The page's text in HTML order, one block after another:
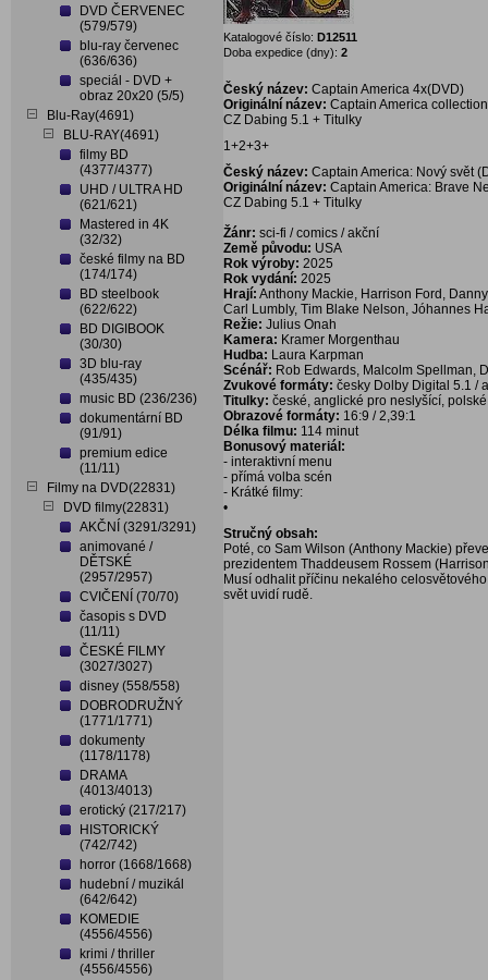
DVD ČERVENEC
(579/579)
blu-ray červenec
(636/636)
speciál - DVD +
obraz 20x20 (5/5)
Blu-Ray(4691)
BLU-RAY(4691)
filmy BD
(4377/4377)
UHD / ULTRA HD
(621/621)
Mastered in 4K
(32/32)
české filmy na BD
(174/174)
BD steelbook
(622/622)
BD DIGIBOOK
(30/30)
3D blu-ray
(435/435)
music BD (236/236)
dokumentární BD
(91/91)
premium edice
(11/11)
Filmy na DVD(22831)
DVD filmy(22831)
AKČNÍ (3291/3291)
animované /
DĚTSKÉ
(2957/2957)
CVIČENÍ (70/70)
časopis s DVD
(11/11)
ČESKÉ FILMY
(3027/3027)
disney (558/558)
DOBRODRUŽNÝ
(1771/1771)
dokumenty
(1178/1178)
DRAMA
(4013/4013)
erotický (217/217)
HISTORICKÝ
(742/742)
horror (1668/1668)
hudební / muzikál
(642/642)
KOMEDIE
(4556/4556)
krimi / thriller
(4556/4556)
Katalogové číslo: D12511
Doba expedice (dny): 2
Český název: Captain America 4x(DVD)
Originální název: Captain America
CZ Dabing 5.1 + Titulky
1+2+3+
Český název: Captain America: Nový svět
Originální název: Captain America: Brave
CZ Dabing 5.1 + Titulky
Žánr: sci-fi / comics / akční
Země původu: USA
Rok výroby: 2025
Rok vydání: 2025
Hrají: Anthony Mackie, Harrison Ford,
Carl Lumbly, Tim Blake Nelson, Jóhannes
Režie: Julius Onah
Kamera: Kramer Morgenthau
Hudba: Laura Karpman
Scénář: Rob Edwards, Malcolm Spellman,
Zvukové formáty: česky Dolby Digital 5.1 /
Titulky: české, anglické pro neslyšící, polské
Obrazové formáty: 16:9 / 2,39:1
Délka filmu: 114 minut
Bonusový materiál:
- interaktivní menu
- přímá volba scén
- Krátké filmy:
•
Stručný obsah:
Poté, co Sam Wilson (Anthony Mackie)
prezidentem Thaddeusem Rossem
Musí odhalit příčinu nekalého
svět uvidí rudě.